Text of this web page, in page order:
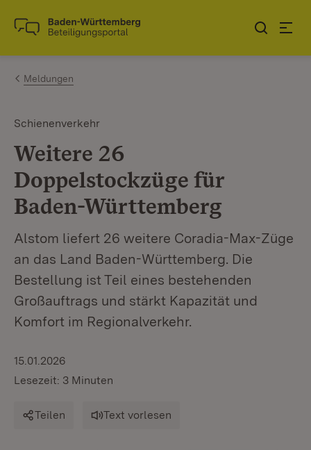
Zum Inhalt springen
Link zur Startseite
Meldungen
Schienenverkehr
Weitere 26
Doppelstockzüge für
Baden-Württemberg
Alstom liefert 26 weitere Coradia-Max-Züge
an das Land Baden-Württemberg. Die
Bestellung ist Teil eines bestehenden
Großauftrags und stärkt Kapazität und
Komfort im Regionalverkehr.
15.01.2026
Lesezeit: 3 Minuten
Teilen Text vorlesen